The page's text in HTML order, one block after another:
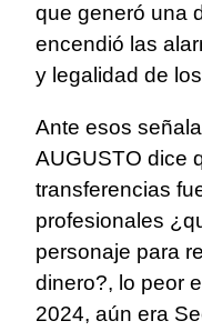
que generó una
encendió las
y legalidad de
Ante esos
AUGUSTO dice
transferencias
profesionales
personaje para
dinero?, lo peor
2024, aún era